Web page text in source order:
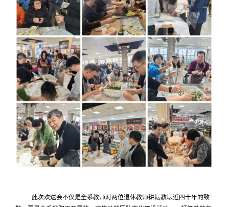
此次欢送会不仅是全系教师对两位退休教师耕耘教坛近四十年的致